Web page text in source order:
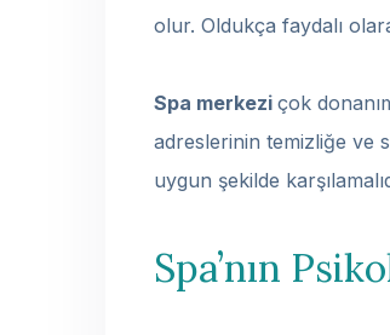
olur. Oldukça faydalı
Spa merkezi çok
adreslerinin temizliğe ve
uygun şekilde
Spa’nın